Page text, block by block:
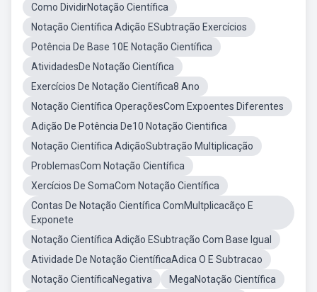
Como DividirNotação Científica
Notação Científica Adição ESubtração Exercícios
Potência De Base 10E Notação Científica
AtividadesDe Notação Científica
Exercícios De Notação Científica8 Ano
Notação Científica OperaçõesCom Expoentes Diferentes
Adição De Potência De10 Notação Cientifica
Notação Científica AdiçãoSubtração Multiplicação
ProblemasCom Notação Científica
Xercícios De SomaCom Notação Científica
Contas De Notação Científica ComMultplicacãço E
Exponete
Notação Científica Adição ESubtração Com Base Igual
Atividade De Notação CientíficaAdica O E Subtracao
Notação CientíficaNegativa
MegaNotação Científica